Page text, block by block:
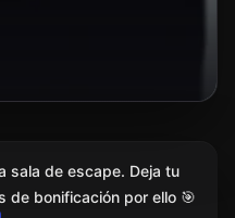
sala de escape. Deja tu
de bonificación por ello 🎯